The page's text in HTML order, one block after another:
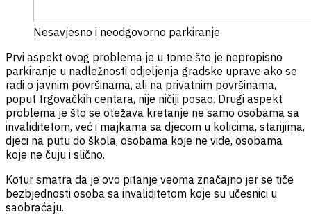
Nesavjesno i neodgovorno parkiranje
Prvi aspekt ovog problema je u tome što je nepropisno
parkiranje u nadležnosti odjeljenja gradske uprave ako se
radi o javnim površinama, ali na privatnim površinama,
poput trgovačkih centara, nije ničiji posao. Drugi aspekt
problema je što se otežava kretanje ne samo osobama sa
invaliditetom, već i majkama sa djecom u kolicima, starijima,
djeci na putu do škola, osobama koje ne vide, osobama
koje ne čuju i slično.
Kotur smatra da je ovo pitanje veoma značajno jer se tiče
bezbjednosti osoba sa invaliditetom koje su učesnici u
saobraćaju.